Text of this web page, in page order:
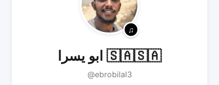
ابو يسرا 🇸🇦🇸🇦
@ebrobilal3